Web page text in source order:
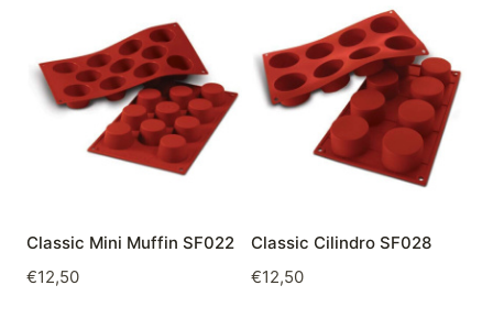
Classic Mini Muffin SF022
€12,50
Classic Cilindro SF028
€12,50